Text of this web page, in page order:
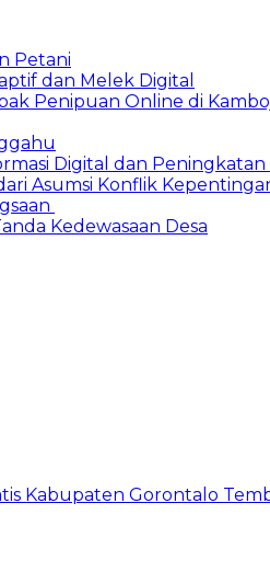
Petani
dan Melek Digital
Penipuan Online di
Digital dan
Asumsi Konflik
Kedewasaan Desa
Kabupaten Gorontalo